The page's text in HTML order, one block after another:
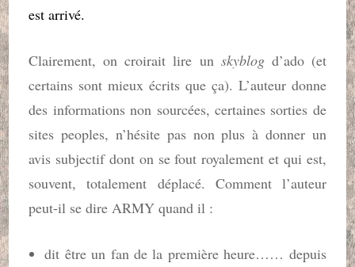
est arrivé.
Clairement, on croirait lire un skyblogd’ado (et
certains sont mieux écrits que ça). L’auteur donne
des informations non sourcées, certaines sorties de
sites peoples, n’hésite pas non plus à donner un
avis subjectif dont on se fout royalement et qui est,
souvent, totalement déplacé. Comment l’auteur
peut-il se dire ARMY quand il :
dit être un fan de la première heure…… depuis